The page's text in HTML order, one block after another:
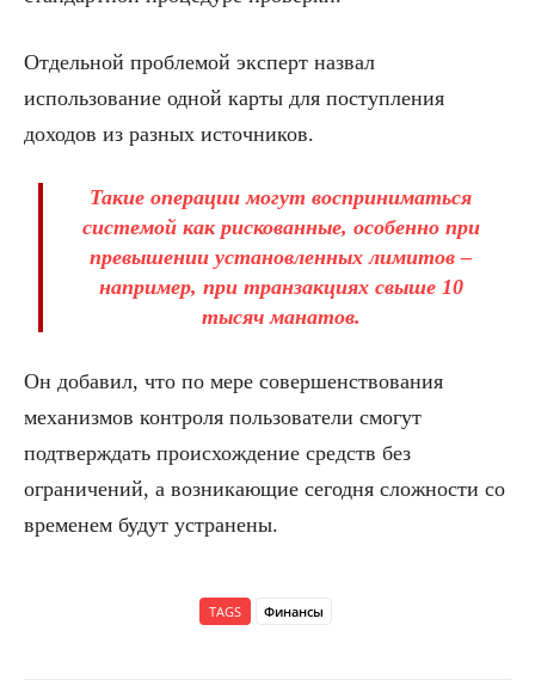
Отдельной проблемой эксперт назвал
использование одной карты для поступления
доходов из разных источников.
Такие операции могут восприниматься
системой как рискованные, особенно при
превышении установленных лимитов –
например, при транзакциях свыше 10
тысяч манатов.
Он добавил, что по мере совершенствования
механизмов контроля пользователи смогут
подтверждать происхождение средств без
ограничений, а возникающие сегодня сложности со
временем будут устранены.
TAGS Финансы